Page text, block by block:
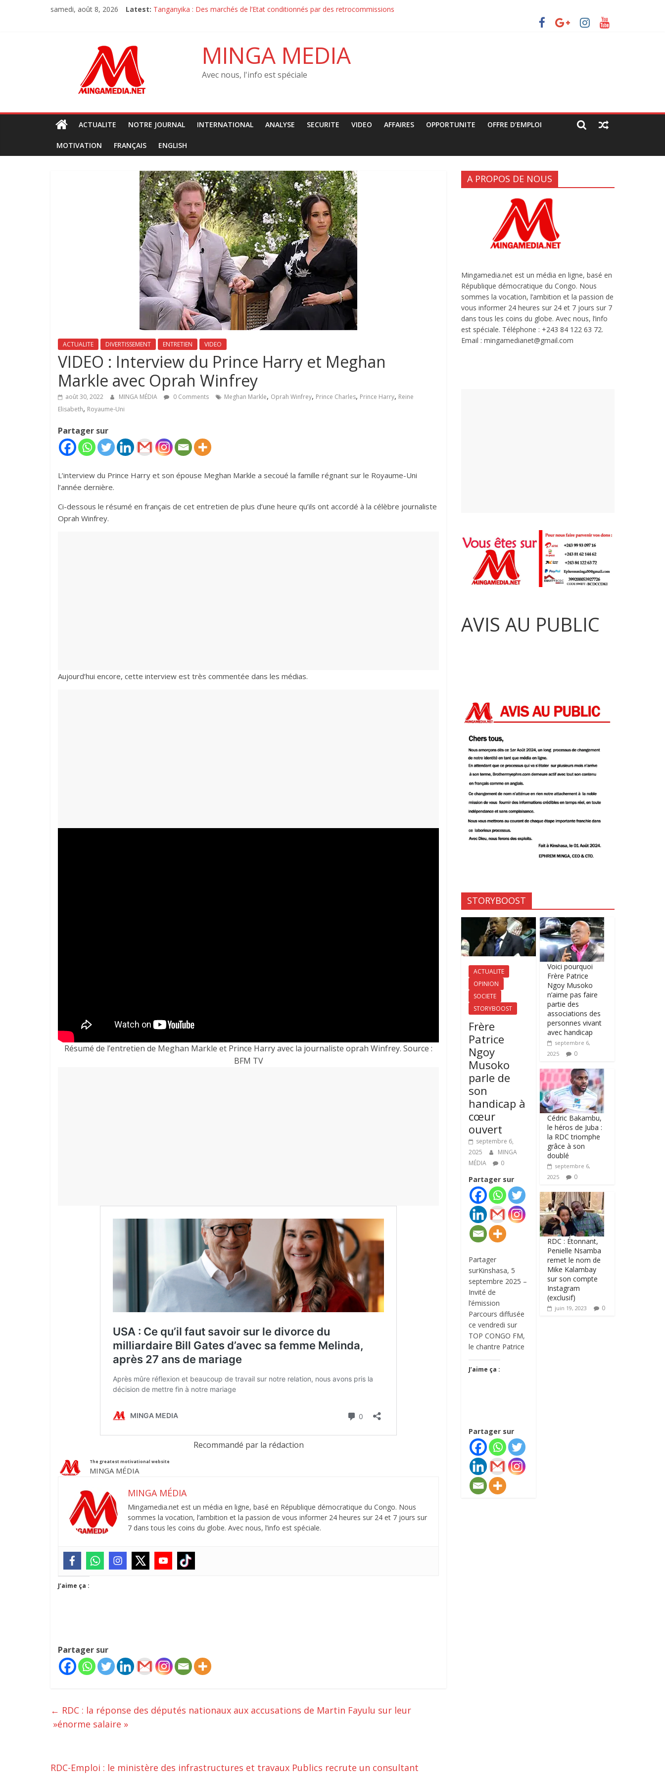
samedi, août 8, 2026 Latest: ‎Tanganyika : Des marchés de l’Etat conditionnés par des retrocommissions‎‎
Sit-in de l’opposition : la Force du Progrès et la Police ont échangé des jets de pierre avec les manifestants de C64 (rapport JPC/CENCO)
Sit-in de l’opposition : la Force du Progrès et la Police contrôlaient les passants sur les grandes artères (rapport JPC/CENCO)
Débat sur la constitution–‎ Le MRJCO de John Mbaya tacle la CENCO : « Une ingérence politique déguisée »
MINGA MEDIA
Avec nous, l'info est spéciale
ACTUALITE NOTRE JOURNAL INTERNATIONAL ANALYSE SECURITE VIDEO AFFAIRES OPPORTUNITE OFFRE D’EMPLOI
MOTIVATION FRANÇAIS ENGLISH
ACTUALITE DIVERTISSEMENT ENTRETIEN VIDEO
VIDEO : Interview du Prince Harry et Meghan
Markle avec Oprah Winfrey
août 30, 2022 MINGA MÉDIA 0 Comments Meghan Markle, Oprah Winfrey, Prince Charles, Prince Harry, Reine
Elisabeth, Royaume-Uni
Partager sur
L’interview du Prince Harry et son épouse Meghan Markle a secoué la famille régnant sur le Royaume-Uni
l’année dernière.
Ci-dessous le résumé en français de cet entretien de plus d’une heure qu’ils ont accordé à la célèbre journaliste
Oprah Winfrey.
Aujourd’hui encore, cette interview est très commentée dans les médias.
Résumé de l’entretien de Meghan Markle et Prince Harry avec la journaliste oprah Winfrey. Source :
BFM TV
Recommandé par la rédaction
The greatest motivational website
MINGA MÉDIA
MINGA MÉDIA
Mingamedia.net est un média en ligne, basé en République démocratique du Congo. Nous
sommes la vocation, l’ambition et la passion de vous informer 24 heures sur 24 et 7 jours sur
7 dans tous les coins du globe. Avec nous, l’info est spéciale.
J’aime ça :
Partager sur
← RDC : la réponse des députés nationaux aux accusations de Martin Fayulu sur leur
»énorme salaire »
RDC-Emploi : le ministère des infrastructures et travaux Publics recrute un consultant
A PROPOS DE NOUS
Mingamedia.net est un média en ligne, basé en
République démocratique du Congo. Nous
sommes la vocation, l’ambition et la passion de
vous informer 24 heures sur 24 et 7 jours sur 7
dans tous les coins du globe. Avec nous, l’info
est spéciale. Téléphone : +243 84 122 63 72.
Email : mingamedianet@gmail.com
AVIS AU PUBLIC
STORYBOOST
ACTUALITE
OPINION
SOCIETE
STORYBOOST
Frère
Patrice
Ngoy
Musoko
parle de
son
handicap à
cœur
ouvert
septembre 6,
2025
MINGA
MÉDIA
0
Partager sur
Partager
surKinshasa, 5
septembre 2025 –
Invité de
l’émission
Parcours diffusée
ce vendredi sur
TOP CONGO FM,
le chantre Patrice
J’aime ça :
Partager sur
Voici pourquoi
Frère Patrice
Ngoy Musoko
n’aime pas faire
partie des
associations des
personnes vivant
avec handicap
septembre 6,
2025
0
Cédric Bakambu,
le héros de Juba :
la RDC triomphe
grâce à son
doublé
septembre 6,
2025
0
RDC : Étonnant,
Penielle Nsamba
remet le nom de
Mike Kalambay
sur son compte
Instagram
(exclusif)
juin 19, 2023 0